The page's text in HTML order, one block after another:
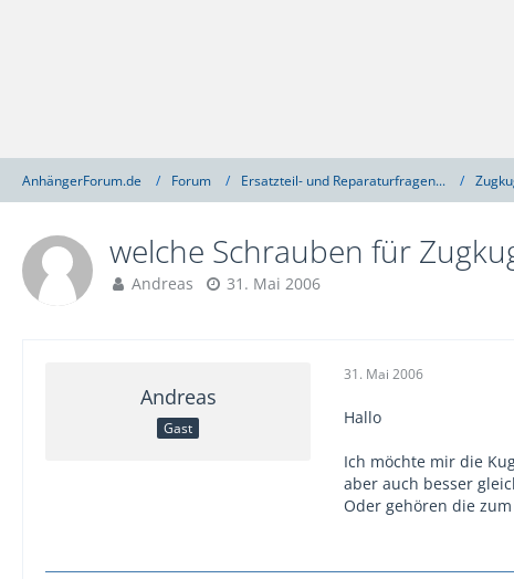
AnhängerForum.de Forum Ersatzteil- und Reparaturfragen...
welche Schrauben für
Andreas 31. Mai 2006
Andreas
Gast
31. Mai 2006
Hallo
Ich möchte mir die
aber auch besser
Oder gehören die